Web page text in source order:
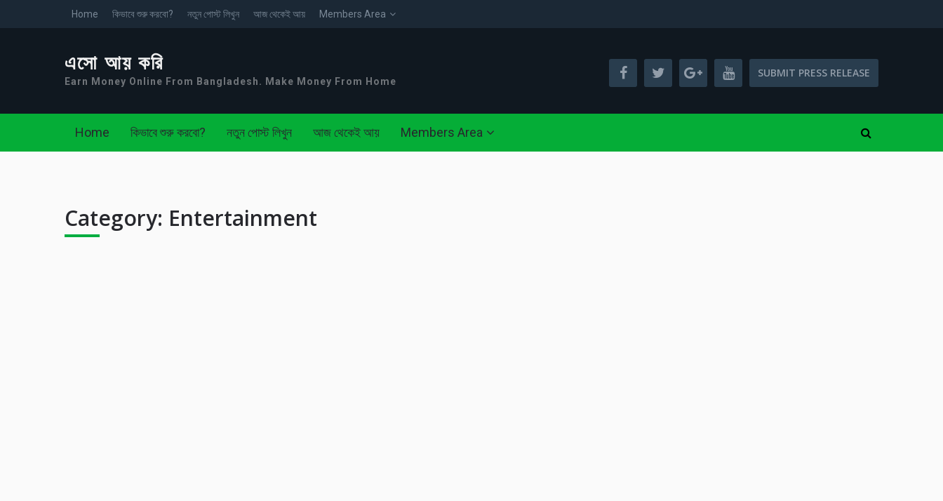
Home কিভাবে শুরু করবো? নতুন পোস্ট লিখুন আজ থেকেই আয় Members Area
এসো আয় করি
Earn Money Online From Bangladesh. Make Money From Home
SUBMIT PRESS RELEASE
Home কিভাবে শুরু করবো? নতুন পোস্ট লিখুন আজ থেকেই আয় Members Area
Category: Entertainment